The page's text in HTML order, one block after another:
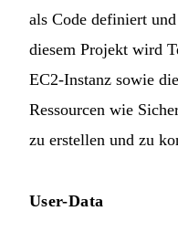
als Code definiert
diesem Projekt wird
EC2-Instanz sowie
Ressourcen wie
zu erstellen und zu
User-Data